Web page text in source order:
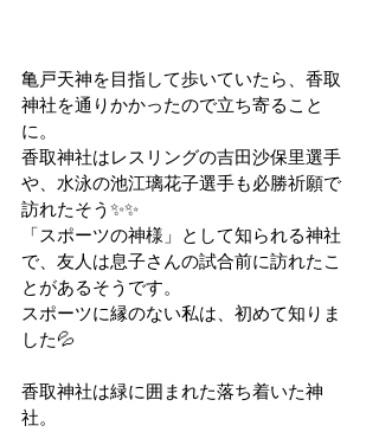
亀戸天神を目指して歩いていたら、香取
神社を通りかかったので立ち寄ること
に。
香取神社はレスリングの吉田沙保里選手
や、水泳の池江璃花子選手も必勝祈願で
訪れたそう✨✨
「スポーツの神様」として知られる神社
で、友人は息子さんの試合前に訪れたこ
とがあるそうです。
スポーツに縁のない私は、初めて知りま
した💦
香取神社は緑に囲まれた落ち着いた神
社。